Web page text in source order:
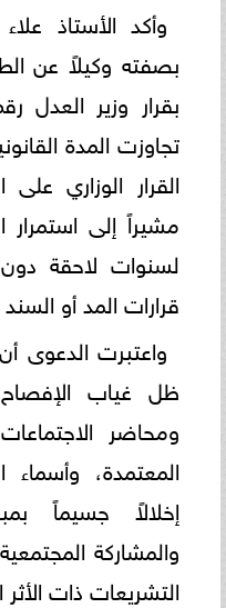
وأكد الأستاذ
بصفته وكيلاً عن
تجاوزت المدة
القرار الوزاري على
مشيراً إلى استمرار
لسنوات لاحقة
قرارات المد أو السند
واعتبرت الدعوى
ظل غياب
ومحاضر
المعتمدة، وأسماء
إخلالاً جسيماً
والمشاركة
التشريعات ذات